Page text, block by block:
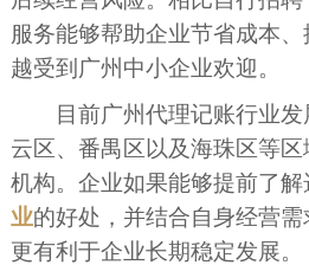
服务能够帮助企业节省成本
越受到广州中小企业欢迎。
目前广州代理记账行业
云区、番禺区以及海珠区等
机构。企业如果能够提前了解
业的好处，并结合自身经营
更有利于企业长期稳定发展。